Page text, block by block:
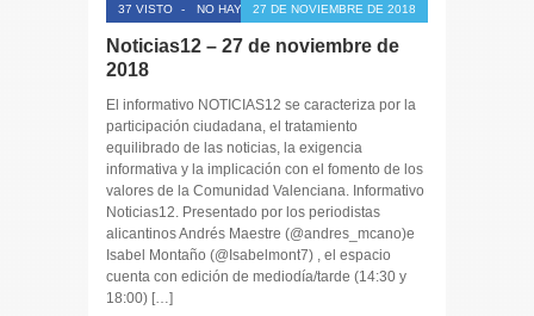
37 VISTO - NO HAY COMENTARIOS
27 DE NOVIEMBRE DE 2018
Noticias12 – 27 de noviembre de
2018
El informativo NOTICIAS12 se caracteriza por la
participación ciudadana, el tratamiento
equilibrado de las noticias, la exigencia
informativa y la implicación con el fomento de los
valores de la Comunidad Valenciana. Informativo
Noticias12. Presentado por los periodistas
alicantinos Andrés Maestre (@andres_mcano)e
Isabel Montaño (@Isabelmont7) , el espacio
cuenta con edición de mediodía/tarde (14:30 y
18:00) […]